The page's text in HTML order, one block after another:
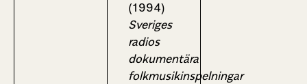
(1994)
Sveriges
radios
dokumentära
folkmusikinspelningar